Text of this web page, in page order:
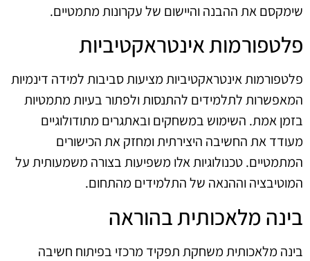
שימקסם את ההבנה והיישום של עקרונות מתמטיים.
פלטפורמות אינטראקטיביות
פלטפורמות אינטראקטיביות מציעות סביבות למידה דינמיות
המאפשרות לתלמידים להתנסות ולפתור בעיות מתמטיות
בזמן אמת. השימוש במשחקים ובאתגרים מתודולוגיים
מעודד את החשיבה היצירתית ומחזק את הכישורים
המתמטיים. טכנולוגיות אלו משפיעות בצורה משמעותית על
המוטיבציה וההנאה של התלמידים מהתחום.
בינה מלאכותית בהוראה
בינה מלאכותית משחקת תפקיד מרכזי בפיתוח חשיבה